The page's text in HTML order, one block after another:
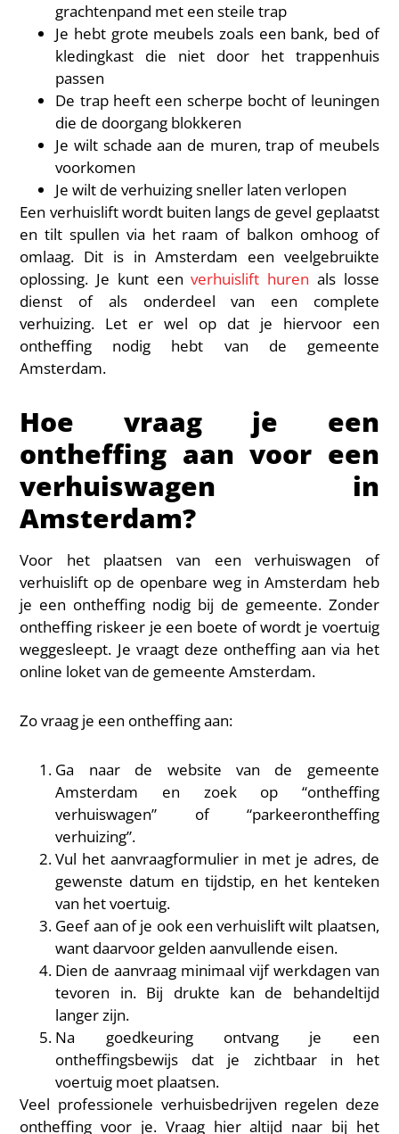
grachtenpand met een steile trap
Je hebt grote meubels zoals een bank, bed of
kledingkast die niet door het trappenhuis
passen
De trap heeft een scherpe bocht of leuningen
die de doorgang blokkeren
Je wilt schade aan de muren, trap of meubels
voorkomen
Je wilt de verhuizing sneller laten verlopen
Een verhuislift wordt buiten langs de gevel geplaatst
en tilt spullen via het raam of balkon omhoog of
omlaag. Dit is in Amsterdam een veelgebruikte
oplossing. Je kunt eenverhuislift huren als losse
dienst of als onderdeel van een complete
verhuizing. Let er wel op dat je hiervoor een
ontheffing nodig hebt van de gemeente
Amsterdam.
Hoe vraag je een
ontheffing aan voor een
verhuiswagen in
Amsterdam?
Voor het plaatsen van een verhuiswagen of
verhuislift op de openbare weg in Amsterdam heb
je een ontheffing nodig bij de gemeente. Zonder
ontheffing riskeer je een boete of wordt je voertuig
weggesleept. Je vraagt deze ontheffing aan via het
online loket van de gemeente Amsterdam.
Zo vraag je een ontheffing aan:
Ga naar de website van de gemeente
Amsterdam en zoek op “ontheffing
verhuiswagen” of “parkeerontheffing
verhuizing”.
Vul het aanvraagformulier in met je adres, de
gewenste datum en tijdstip, en het kenteken
van het voertuig.
Geef aan of je ook een verhuislift wilt plaatsen,
want daarvoor gelden aanvullende eisen.
Dien de aanvraag minimaal vijf werkdagen van
tevoren in. Bij drukte kan de behandeltijd
langer zijn.
Na goedkeuring ontvang je een
ontheffingsbewijs dat je zichtbaar in het
voertuig moet plaatsen.
Veel professionele verhuisbedrijven regelen deze
ontheffing voor je. Vraag hier altijd naar bij het